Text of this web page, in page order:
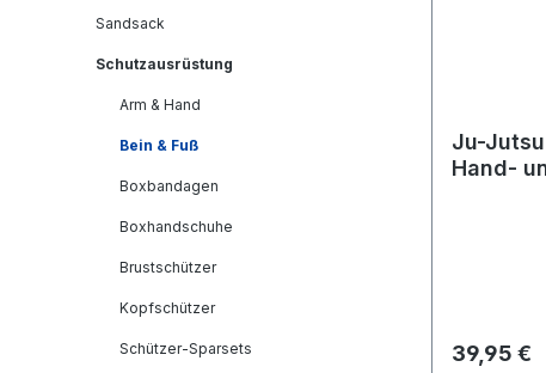
Sandsack
Schutzausrüstung
Arm & Hand
Bein & Fuß
Boxbandagen
Boxhandschuhe
Brustschützer
Kopfschützer
Schützer-Sparsets
Ju-
Hand-
Regulärer
39,95 €